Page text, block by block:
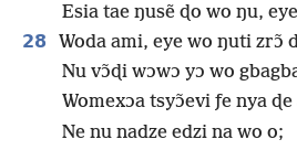
Esia tae ŋusẽ ɖo wo ŋu,
28
Woda ami, eye wo ŋuti zrɔ̃
Nu vɔ̃ɖi wɔwɔ yɔ wo
Womexɔa tsyɔ̃evi ƒe nya ɖe
Ne nu nadze edzi na wo o;